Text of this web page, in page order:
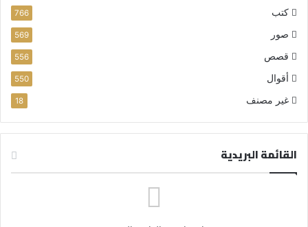
كتب 766
صور 569
قصص 556
أقوال 550
غير مصنف 18
القائمة البريدية